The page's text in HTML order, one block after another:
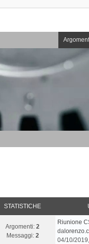
STATISTICHE
Argomenti:2
Messaggi: 2
Riunione
da
04/10/